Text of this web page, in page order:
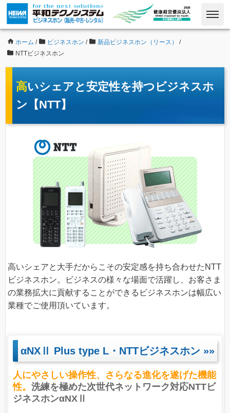
ホーム / ビジネスホン / 新品ビジネスホン（リース）
/
NTTビジネスホン
高いシェアと安定性を持つビジネスホ
ン【NTT】
高いシェアと大手だからこその安定感を持ち合わせたNTT
ビジネスホン。ビジネスの様々な場面で活躍し、お客さま
の業務拡大に貢献することができるビジネスホンは幅広い
業種でご使用頂いています。
αNXⅡ Plus type L・NTTビジネスホン»»
人にやさしい操作性、さらなる進化を遂げた機能
性。 洗練を極めた次世代ネットワーク対応NTTビ
ジネスホンαNXⅡ